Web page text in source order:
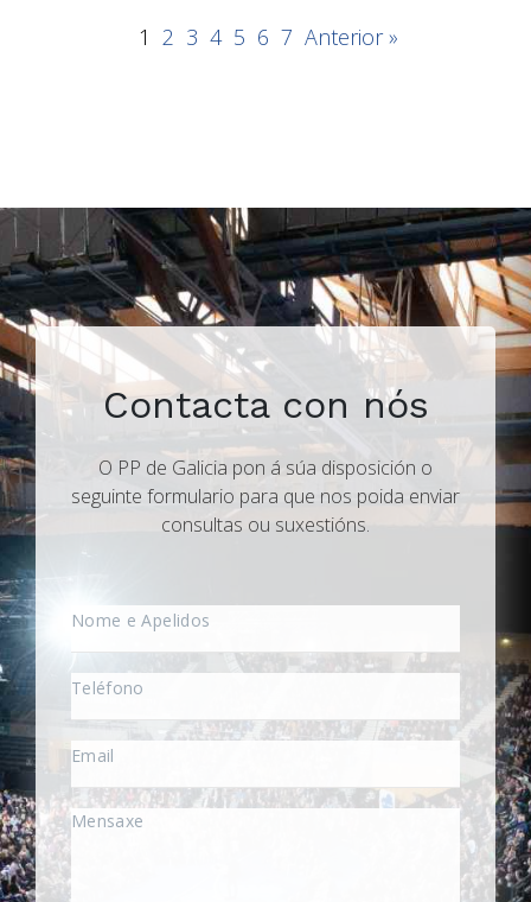
1 2 3 4 5 6 7 Anterior »
Contacta con nós
O PP de Galicia pon á súa disposición o
seguinte formulario para que nos poida enviar
consultas ou suxestións.